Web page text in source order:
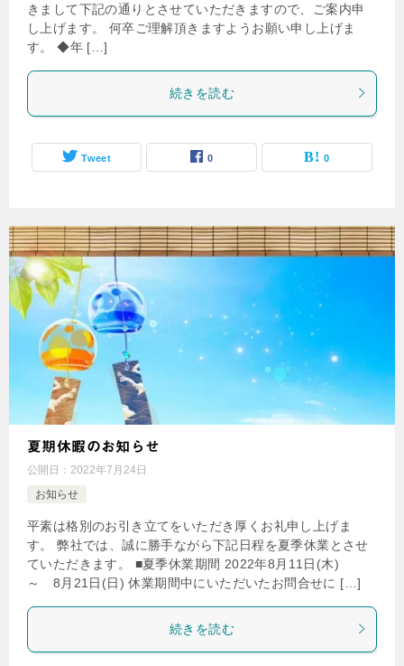
きまして下記の通りとさせていただきますので、ご案内申
し上げます。 何卒ご理解頂きますようお願い申し上げま
す。 ◆年 […]
続きを読む
Tweet 0 0
夏期休暇のお知らせ
公開日： 2022年7月24日
お知らせ
平素は格別のお引き立てをいただき厚くお礼申し上げま
す。 弊社では、誠に勝手ながら下記日程を夏季休業とさせ
ていただきます。 ■夏季休業期間 2022年8月11日(木)
～ 8月21日(日) 休業期間中にいただいたお問合せに […]
続きを読む